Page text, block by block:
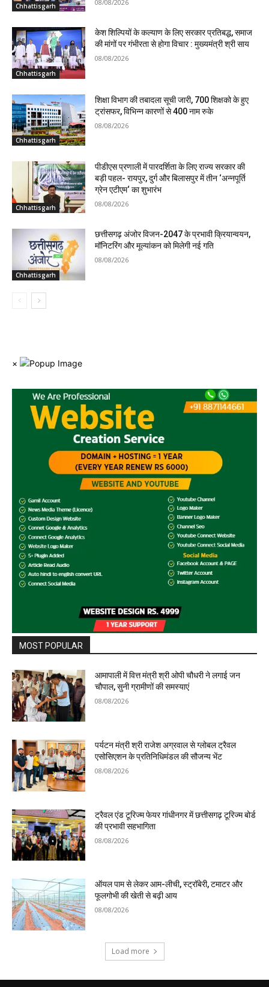
Chhattisgarh 08/08/2026
Chhattisgarh
केश शिल्पियों के कल्याण के लिए सरकार प्रतिबद्ध, समाज
की मांगों पर गंभीरता से होगा विचार : मुख्यमंत्री श्री साय
08/08/2026
Chhattisgarh
शिक्षा विभाग की तबादला सूची जारी, 700 शिक्षको के हुए
ट्रांसफर, विभिन्न कारणों से 400 नाम रुके
08/08/2026
Chhattisgarh
पीडीएस प्रणाली में पारदर्शिता के लिए राज्य सरकार की
बड़ी पहल- रायपुर, दुर्ग और बिलासपुर में तीन ‘अन्नपूर्ति
ग्रेन एटीएम‘ का शुभारंभ
08/08/2026
Chhattisgarh
छत्तीसगढ़ अंजोर विजन-2047 के प्रभावी क्रियान्वयन,
मॉनिटरिंग और मूल्यांकन को मिलेगी नई गति
08/08/2026
×
MOST POPULAR
आमापाली में वित्त मंत्री श्री ओपी चौधरी ने लगाई जन
चौपाल, सुनी ग्रामीणों की समस्याएं
08/08/2026
पर्यटन मंत्री श्री राजेश अग्रवाल से ग्लोबल ट्रैवल
एसोसिएशन के प्रतिनिधिमंडल की सौजन्य भेंट
08/08/2026
ट्रैवल एंड टूरिज्म फेयर गांधीनगर में छत्तीसगढ़ टूरिज्म बोर्ड
की प्रभावी सहभागिता
08/08/2026
ऑयल पाम से लेकर आम-लीची, स्ट्रॉबेरी, टमाटर और
फूलगोभी की खेती से बढ़ी आय
08/08/2026
Load more